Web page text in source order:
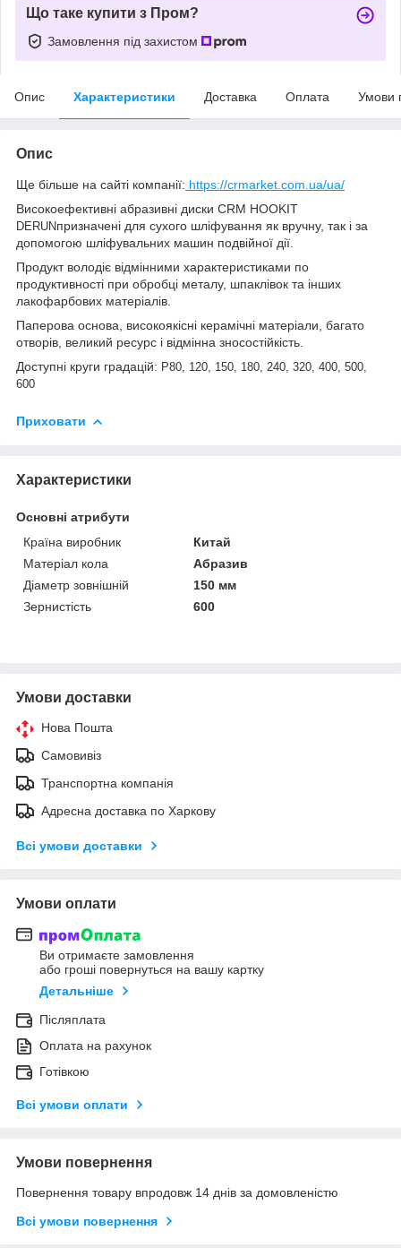
Що таке купити з Пром?
Замовлення під захистом
Опис Характеристики Доставка Оплата Умови
Опис
Ще більше на сайті компанії: https://crmarket.com.ua/ua/
Високоефективні абразивні диски CRM HOOKIT
DERUNпризначені для сухого шліфування як вручну, так і за
допомогою шліфувальних машин подвійної дії.
Продукт володіє відмінними характеристиками по
продуктивності при обробці металу, шпаклівок та інших
лакофарбових матеріалів.
Паперова основа, високоякісні керамічні матеріали, багато
отворів, великий ресурс і відмінна зносостійкість.
Доступні круги градацій: Р80, 120, 150, 180, 240, 320, 400, 500,
600
Приховати
Характеристики
Основні атрибути
Країна виробник
Китай
Матеріал кола
Абразив
Діаметр зовнішній
150 мм
Зернистість
600
Умови доставки
Нова Пошта
Самовивіз
Транспортна компанія
Адресна доставка по Харкову
Всі умови доставки
Умови оплати
Ви отримаєте замовлення
або гроші повернуться на вашу картку
Детальніше
Післяплата
Оплата на рахунок
Готівкою
Всі умови оплати
Умови повернення
Повернення товару впродовж 14 днів за домовленістю
Всі умови повернення